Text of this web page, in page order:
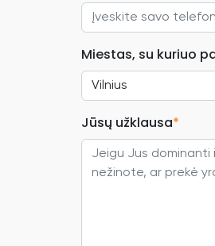
Miestas, su kuriuo
Jūsų užklausa*